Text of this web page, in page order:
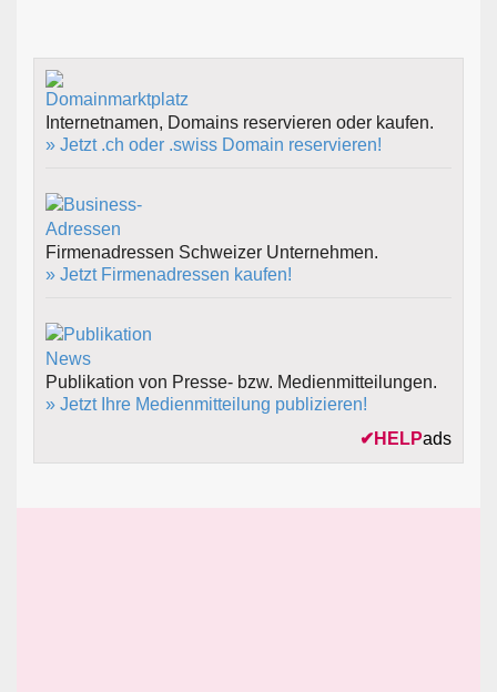
Internetnamen, Domains reservieren oder kaufen.
» Jetzt .ch oder .swiss Domain reservieren!
Firmenadressen Schweizer Unternehmen.
» Jetzt Firmenadressen kaufen!
Publikation von Presse- bzw. Medienmitteilungen.
» Jetzt Ihre Medienmitteilung publizieren!
✔ HELPads